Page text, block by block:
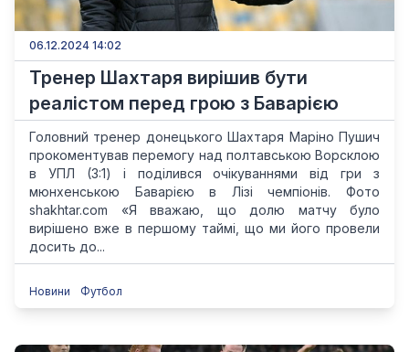
06.12.2024 14:02
Тренер Шахтаря вирішив бути
реалістом перед грою з Баварією
Головний тренер донецького Шахтаря Маріно Пушич
прокоментував перемогу над полтавською Ворсклою
в УПЛ (3:1) і поділився очікуваннями від гри з
мюнхенською Баварією в Лізі чемпіонів. Фото
shakhtar.com «Я вважаю, що долю матчу було
вирішено вже в першому таймі, що ми його провели
досить до...
Новини Футбол